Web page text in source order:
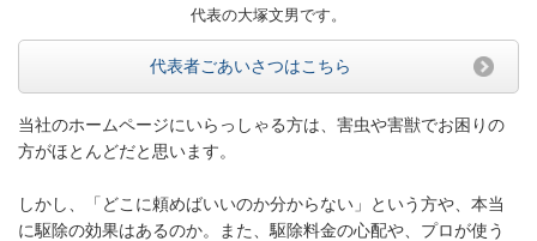
代表の大塚文男です。
代表者ごあいさつはこちら
当社のホームページにいらっしゃる方は、害虫や害獣でお困りの
方がほとんどだと思います。
しかし、「どこに頼めばいいのか分からない」という方や、本当
に駆除の効果はあるのか。また、駆除料金の心配や、プロが使う